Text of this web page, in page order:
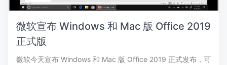
微软宣布 Windows 和 Mac 版 Office 2019
正式版
微软今天宣布 Windows 和 Mac 版 Office 2019 正式发布，可